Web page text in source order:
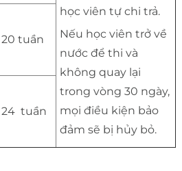
học viên tự chi trả.
Nếu học viên trở về
nước để thi và
không quay lại
trong vòng 30 ngày,
mọi điều kiện bảo
đảm sẽ bị hủy bỏ.
20 tuần
24 tuần